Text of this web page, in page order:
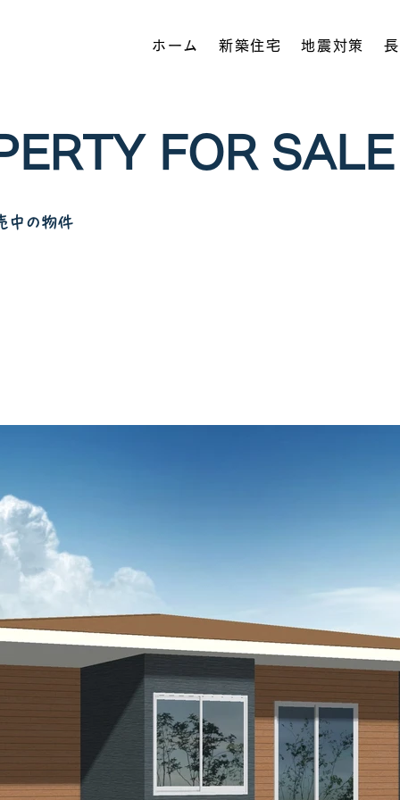
ホーム 新築住宅 地震対策
FOR SALE
中の物件